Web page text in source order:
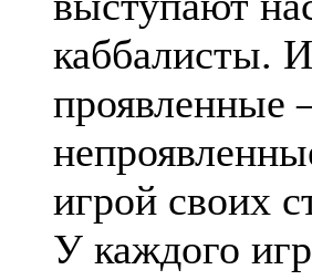
каббалисты.
проявленные
игрой своих
У каждого